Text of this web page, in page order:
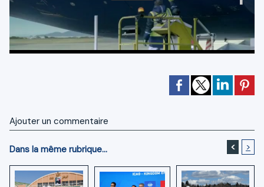
Ajouter un commentaire
Dans la même rubrique... < >